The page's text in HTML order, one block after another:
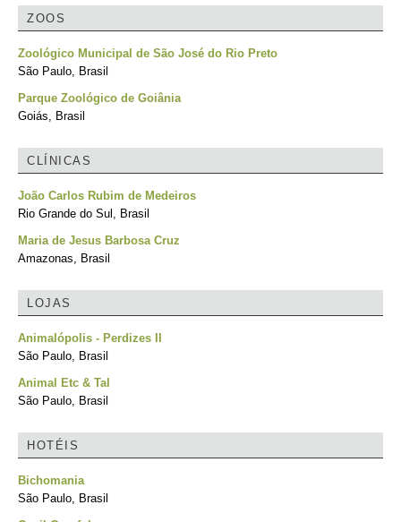
ZOOS
Zoológico Municipal de São José do Rio Preto
São Paulo, Brasil
Parque Zoológico de Goiânia
Goiás, Brasil
CLÍNICAS
João Carlos Rubim de Medeiros
Rio Grande do Sul, Brasil
Maria de Jesus Barbosa Cruz
Amazonas, Brasil
LOJAS
Animalópolis - Perdizes II
São Paulo, Brasil
Animal Etc & Tal
São Paulo, Brasil
HOTÉIS
Bichomania
São Paulo, Brasil